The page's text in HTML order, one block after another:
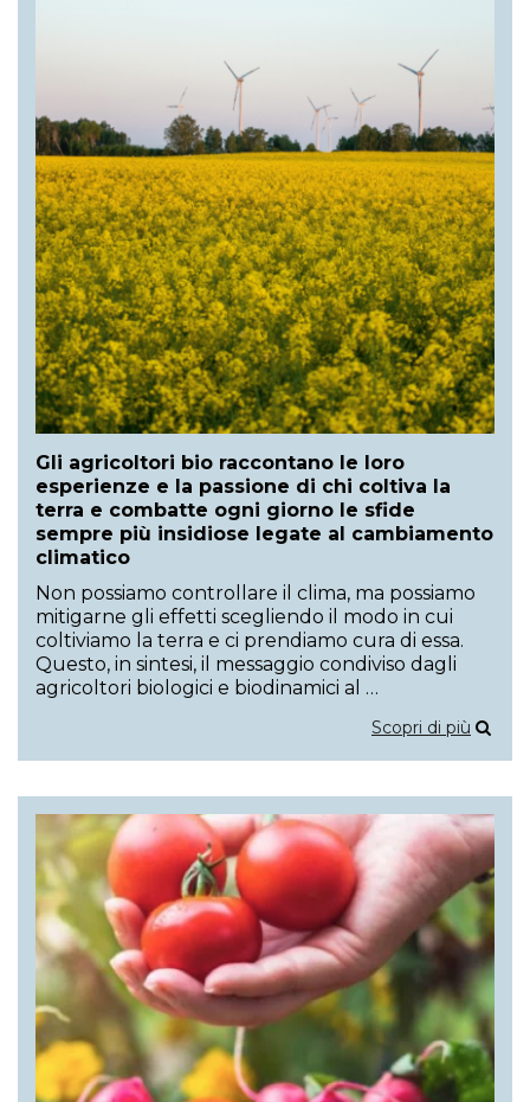
Gli agricoltori bio raccontano le loro
esperienze e la passione di chi coltiva la
terra e combatte ogni giorno le sfide
sempre più insidiose legate al cambiamento
climatico
Non possiamo controllare il clima, ma possiamo
mitigarne gli effetti scegliendo il modo in cui
coltiviamo la terra e ci prendiamo cura di essa.
Questo, in sintesi, il messaggio condiviso dagli
agricoltori biologici e biodinamici al …
Scopri di più